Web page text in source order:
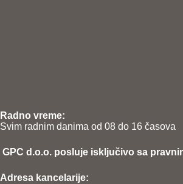
Radno vreme:
Svim radnim danima od 08 do 16 časova
GPC d.o.o. posluje isključivo sa
Adresa kancelarije: